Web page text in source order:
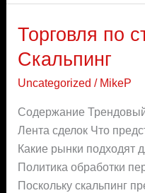
Торговля по
Скальпинг
Uncategorized / MikeP
Содержание
Лента сделок Что
Какие рынки подходят
Политика обработки
Поскольку скальпинг
Торговля
стакану
заявок